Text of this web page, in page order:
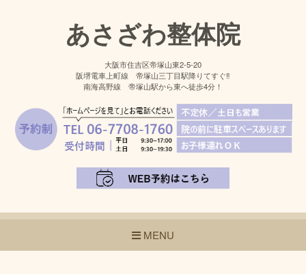
あさざわ整体院
大阪市住吉区帝塚山東2-5-20
阪堺電車上町線 帝塚山三丁目駅降りてすぐ‼
南海高野線 帝塚山駅から東へ徒歩4分！
MENU